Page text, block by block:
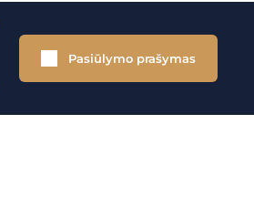
Pasiūlymo prašymas